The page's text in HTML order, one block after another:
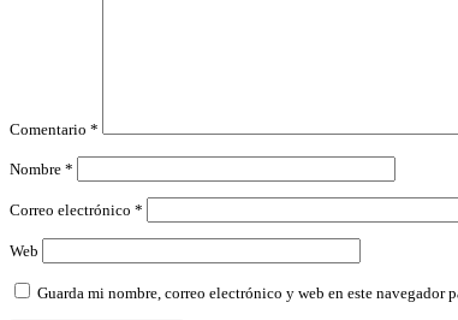
Comentario *
Nombre *
Correo electrónico *
Web
Guarda mi nombre, correo electrónico y web en este navegador